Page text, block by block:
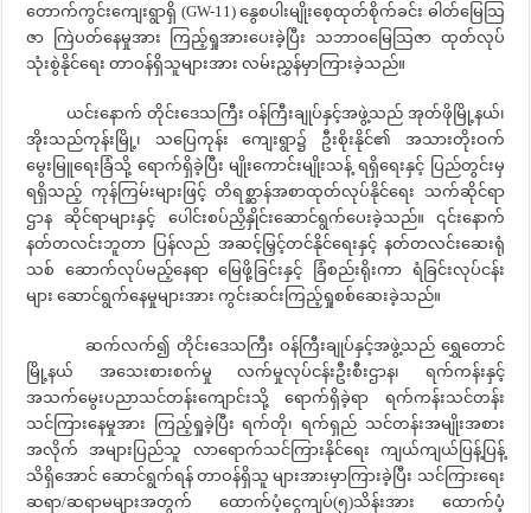
တောက်ကွင်းကျေးရွာရှိ (GW-11) နွေစပါးမျိုးစေ့ထုတ်စိုက်ခင်း ဓါတ်မြေသြ
ဇာ ကြဲပတ်နေမှုအား ကြည့်ရှုအားပေးခဲ့ပြီး သဘာဝမြေသြဇာ ထုတ်လုပ်
သုံးစွဲနိုင်ရေး တာဝန်ရှိသူများအား လမ်းညွှန်မှာကြားခဲ့သည်။
ယင်းနောက် တိုင်းဒေသကြီး ဝန်ကြီးချုပ်နှင့်အဖွဲ့သည် အုတ်ဖိုမြို့နယ်၊
အိုးသည်ကုန်းမြို့၊ သပြေကုန်း ကျေးရွာ၌ ဦးစိုးနိုင်၏ အသားတိုးဝက်
မွေးမြူရေးခြံသို့ ရောက်ရှိခဲ့ပြီး မျိုးကောင်းမျိုးသန့် ရရှိရေးနှင့် ပြည်တွင်းမှ
ရရှိသည့် ကုန်ကြမ်းများဖြင့် တိရစ္ဆာန်အစာထုတ်လုပ်နိုင်ရေး သက်ဆိုင်ရာ
ဌာန ဆိုင်ရာများနှင့် ပေါင်းစပ်ညှိနှိုင်းဆောင်ရွက်ပေးခဲ့သည်။ ၎င်းနောက်
နတ်တလင်းဘူတာ ပြန်လည် အဆင့်မြှင့်တင်နိုင်ရေးနှင့် နတ်တလင်းဆေးရုံ
သစ် ဆောက်လုပ်မည့်နေရာ မြေဖို့ခြင်းနှင့် ခြံစည်းရိုးကာ ရံခြင်းလုပ်ငန်း
များ ဆောင်ရွက်နေမှုများအား ကွင်းဆင်းကြည့်ရှုစစ်ဆေးခဲ့သည်။
ဆက်လက်၍ တိုင်းဒေသကြီး ဝန်ကြီးချုပ်နှင့်အဖွဲ့သည် ရွှေတောင်
မြို့နယ် အသေးစားစက်မှု လက်မှုလုပ်ငန်းဦးစီးဌာန၊ ရက်ကန်းနှင့်
အသက်မွေးပညာသင်တန်းကျောင်းသို့ ရောက်ရှိခဲ့ရာ ရက်ကန်းသင်တန်း
သင်ကြားနေမှုအား ကြည့်ရှုခဲ့ပြီး ရက်တို၊ ရက်ရှည် သင်တန်းအမျိုးအစား
အလိုက် အများပြည်သူ လာရောက်သင်ကြားနိုင်ရေး ကျယ်ကျယ်ပြန့်ပြန့်
သိရှိအောင် ဆောင်ရွက်ရန် တာဝန်ရှိသူ များအားမှာကြားခဲ့ပြီး သင်ကြားရေး
ဆရာ/ဆရာမများအတွက် ထောက်ပံ့ငွေကျပ်(၅)သိန်းအား ထောက်ပံ့